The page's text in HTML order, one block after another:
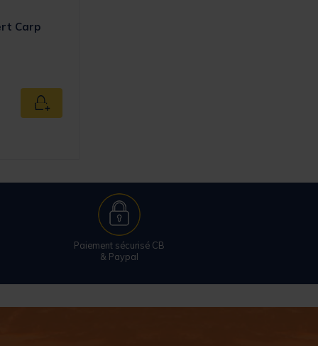
Carp
Ajouter au panier
Paiement sécurisé CB
& Paypal